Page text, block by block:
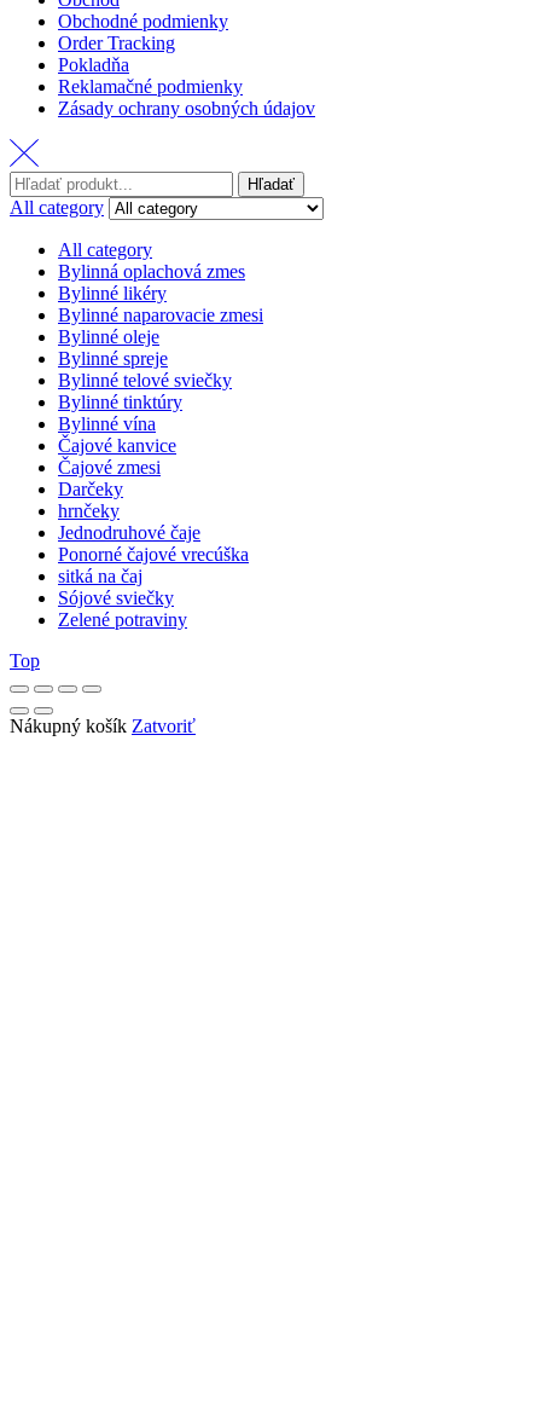
Obchodné podmienky
Order Tracking
Pokladňa
Reklamačné podmienky
Zásady ochrany osobných údajov
Hľadať
All category
All category
Bylinná oplachová zmes
Bylinné likéry
Bylinné naparovacie zmesi
Bylinné oleje
Bylinné spreje
Bylinné telové sviečky
Bylinné tinktúry
Bylinné vína
Čajové kanvice
Čajové zmesi
Darčeky
hrnčeky
Jednodruhové čaje
Ponorné čajové vrecúška
sitká na čaj
Sójové sviečky
Zelené potraviny
Top
Nákupný košík Zatvoriť